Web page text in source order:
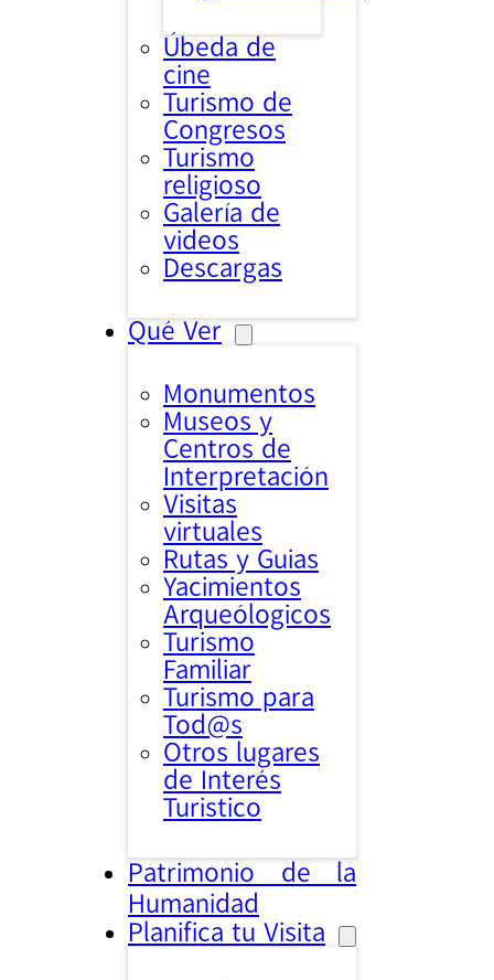
Úbeda de
cine
Turismo de
Congresos
Turismo
religioso
Galería de
videos
Descargas
Qué Ver
Monumentos
Museos y
Centros de
Interpretación
Visitas
virtuales
Rutas y Guias
Yacimientos
Arqueólogicos
Turismo
Familiar
Turismo para
Tod@s
Otros lugares
de Interés
Turistico
Patrimonio de la
Humanidad
Planifica tu Visita